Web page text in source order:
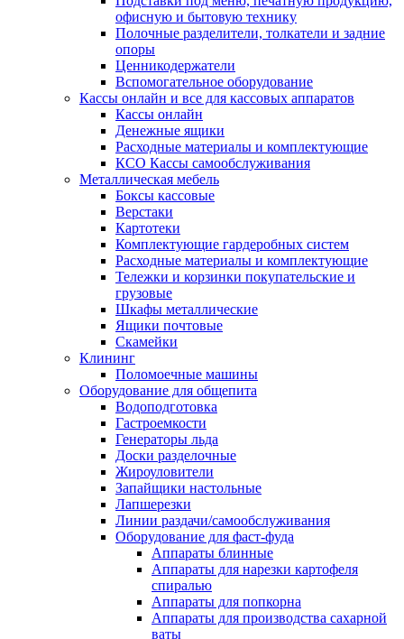
офисную и бытовую технику
Полочные разделители, толкатели и задние
опоры
Ценникодержатели
Вспомогательное оборудование
Кассы онлайн и все для кассовых аппаратов
Кассы онлайн
Денежные ящики
Расходные материалы и комплектующие
КСО Кассы самообслуживания
Металлическая мебель
Боксы кассовые
Верстаки
Картотеки
Комплектующие гардеробных систем
Расходные материалы и комплектующие
Тележки и корзинки покупательские и
грузовые
Шкафы металлические
Ящики почтовые
Скамейки
Клининг
Поломоечные машины
Оборудование для общепита
Водоподготовка
Гастроемкости
Генераторы льда
Доски разделочные
Жироуловители
Запайщики настольные
Лапшерезки
Линии раздачи/самообслуживания
Оборудование для фаст-фуда
Аппараты блинные
Аппараты для нарезки картофеля
спиралью
Аппараты для попкорна
Аппараты для производства сахарной
ваты